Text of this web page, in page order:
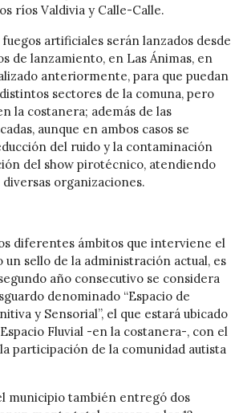
ríos Valdivia y Calle-Calle.
artificiales serán lanzados desde
de lanzamiento, en Las Ánimas, en
anteriormente, para que puedan
sectores de la comuna, pero
la costanera; además de las
aunque en ambos casos se
del ruido y la contaminación
del show pirotécnico, atendiendo
organizaciones.
diferentes ámbitos que interviene el
un sello de la administración actual, es
año consecutivo se considera
denominado “Espacio de
y Sensorial”, el que estará ubicado
Fluvial -en la costanera-, con el
participación de la comunidad autista
municipio también entregó dos